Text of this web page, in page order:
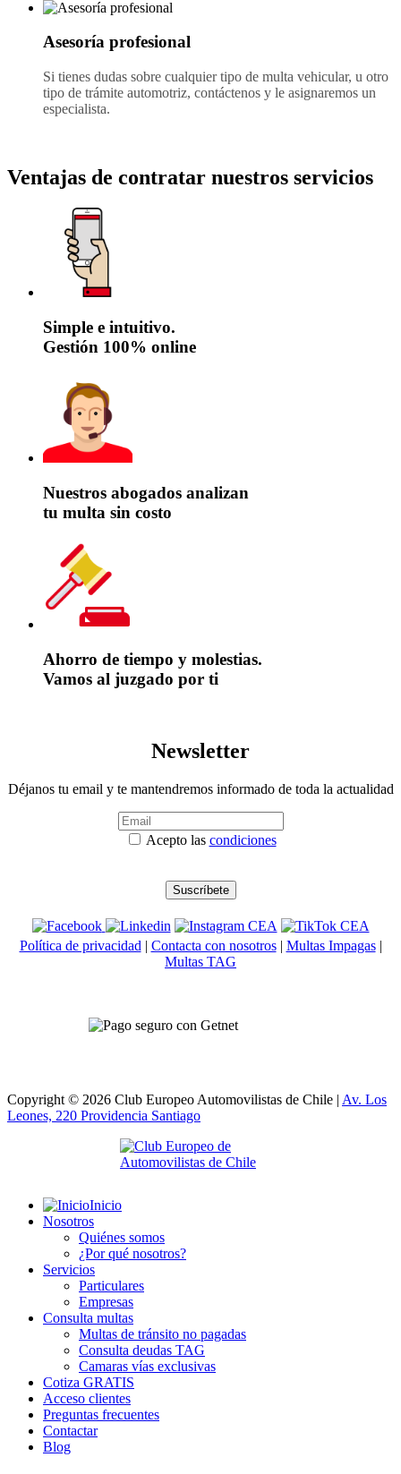
Asesoría profesional
Si tienes dudas sobre cualquier tipo de multa vehicular, u otro
tipo de trámite automotriz, contáctenos y le asignaremos un
especialista.
Ventajas de contratar nuestros servicios
Simple e intuitivo.
Gestión 100% online
Nuestros abogados analizan
tu multa sin costo
Ahorro de tiempo y molestias.
Vamos al juzgado por ti
Newsletter
Déjanos tu email y te mantendremos informado de toda la actualidad
Acepto las condiciones
Política de privacidad | Contacta con nosotros| Multas Impagas|
Multas TAG
Copyright © 2026 Club Europeo Automovilistas de Chile | Av. Los
Leones, 220 Providencia Santiago
Inicio
Nosotros
Quiénes somos
¿Por qué nosotros?
Servicios
Particulares
Empresas
Consulta multas
Multas de tránsito no pagadas
Consulta deudas TAG
Camaras vías exclusivas
Cotiza GRATIS
Acceso clientes
Preguntas frecuentes
Contactar
Blog